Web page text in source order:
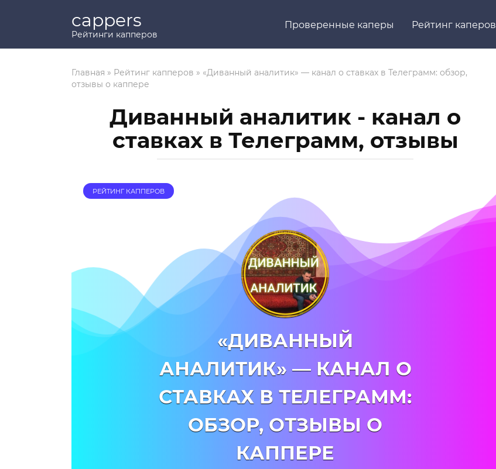
cappers
Рейтинги капперов
Проверенные каперы Рейтинг каперов
Главная » Рейтинг капперов » «Диванный аналитик» — канал о ставках в Телеграмм: обзор,
отзывы о каппере
Диванный аналитик - канал о
ставках в Телеграмм, отзывы
«ДИВАННЫЙ
АНАЛИТИК» — КАНАЛ О
СТАВКАХ В ТЕЛЕГРАММ:
ОБЗОР, ОТЗЫВЫ О
КАППЕРЕ
РЕЙТИНГ КАППЕРОВ